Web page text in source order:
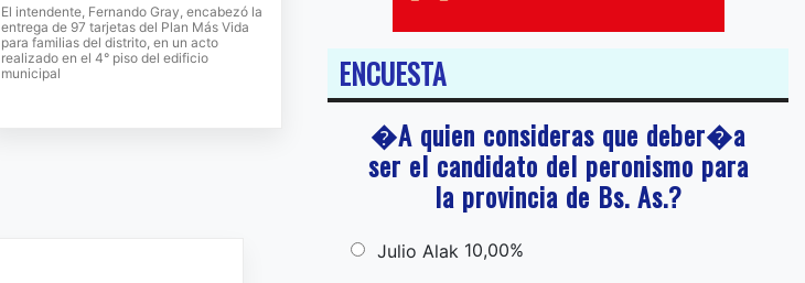
El intendente, Fernando Gray, encabezó la
entrega de 97 tarjetas del Plan Más Vida
para familias del distrito, en un acto
realizado en el 4° piso del edificio
municipal
ENCUESTA
�A quien consideras que deber�a
ser el candidato del peronismo para
la provincia de Bs. As.?
Julio Alak 10,00%